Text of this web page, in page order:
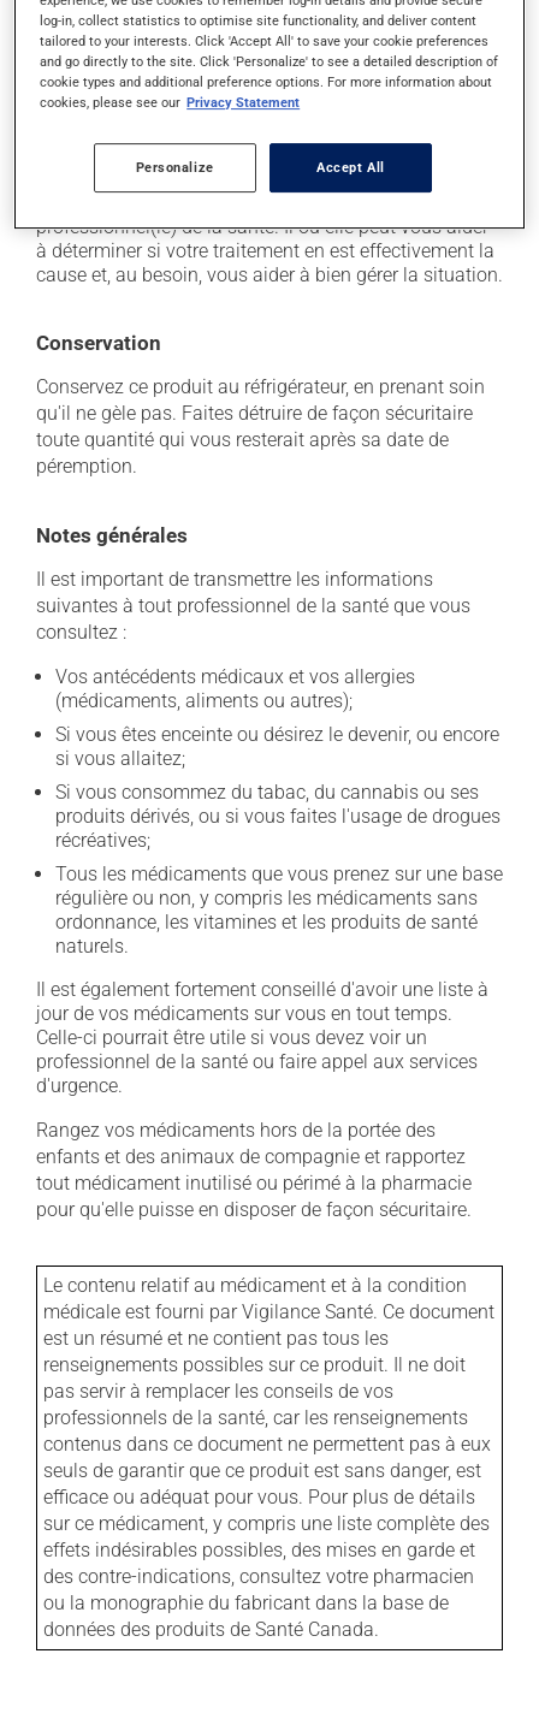
il pourrait favoriser le développement d'infections
des voies respiratoires;
il peut causer de la rougeur et de l'enflure au site
d'injection.
d'un problème qui vous incommode, qu'il soit
professionnel(le) de la santé. Il ou elle peut vous aider
à déterminer si votre traitement en est effectivement la
cause et, au besoin, vous aider à bien gérer la situation.
Conservation
Conservez ce produit au réfrigérateur, en prenant soin
qu'il ne gèle pas. Faites détruire de façon sécuritaire
toute quantité qui vous resterait après sa date de
péremption.
Notes générales
Il est important de transmettre les informations
suivantes à tout professionnel de la santé que vous
consultez :
Vos antécédents médicaux et vos allergies
(médicaments, aliments ou autres);
Si vous êtes enceinte ou désirez le devenir, ou encore
si vous allaitez;
Si vous consommez du tabac, du cannabis ou ses
produits dérivés, ou si vous faites l'usage de drogues
récréatives;
Tous les médicaments que vous prenez sur une base
régulière ou non, y compris les médicaments sans
ordonnance, les vitamines et les produits de santé
naturels.
Il est également fortement conseillé d'avoir une liste à
jour de vos médicaments sur vous en tout temps.
Celle-ci pourrait être utile si vous devez voir un
professionnel de la santé ou faire appel aux services
d'urgence.
Rangez vos médicaments hors de la portée des
enfants et des animaux de compagnie et rapportez
tout médicament inutilisé ou périmé à la pharmacie
pour qu'elle puisse en disposer de façon sécuritaire.
Le contenu relatif au médicament et à la condition
médicale est fourni par Vigilance Santé. Ce document
est un résumé et ne contient pas tous les
renseignements possibles sur ce produit. Il ne doit
pas servir à remplacer les conseils de vos
professionnels de la santé, car les renseignements
contenus dans ce document ne permettent pas à eux
seuls de garantir que ce produit est sans danger, est
efficace ou adéquat pour vous. Pour plus de détails
sur ce médicament, y compris une liste complète des
effets indésirables possibles, des mises en garde et
des contre-indications, consultez votre pharmacien
ou la monographie du fabricant dans la base de
données des produits de Santé Canada.
log-in, collect statistics to optimise site functionality, and deliver content
tailored to your interests. Click 'Accept All' to save your cookie preferences
and go directly to the site. Click 'Personalize' to see a detailed description of
cookie types and additional preference options. For more information about
cookies, please see our Privacy Statement
Personalize Accept All